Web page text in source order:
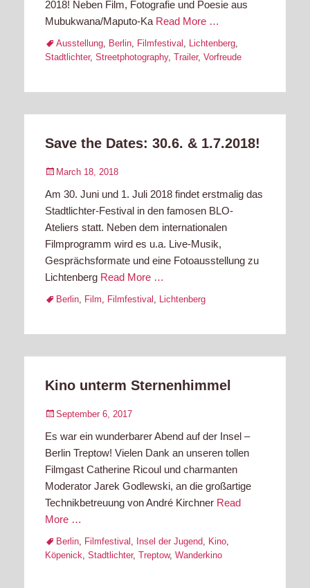
2018! Neben Film, Fotografie und Poesie aus
Mubukwana/Maputo-Ka Read More …
TagsAusstellung, Berlin, Filmfestival , Lichtenberg,
Stadtlichter, Streetphotography, Trailer, Vorfreude
Save the Dates: 30.6. & 1.7.2018!
Posted
March 18, 2018
Am 30. Juni und 1. Juli 2018 findet erstmalig das
Stadtlichter-Festival in den famosen BLO-
Ateliers statt. Neben dem internationalen
Filmprogramm wird es u.a. Live-Musik,
Gesprächsformate und eine Fotoausstellung zu
Lichtenberg Read More …
TagsBerlin, Film, Filmfestival , Lichtenberg
Kino unterm Sternenhimmel
Posted
September 6, 2017
Es war ein wunderbarer Abend auf der Insel –
Berlin Treptow! Vielen Dank an unseren tollen
Filmgast Catherine Ricoul und charmanten
Moderator Jarek Godlewski, an die großartige
Technikbetreuung von André Kirchner Read
More …
TagsBerlin, Filmfestival , Insel der Jugend, Kino,
Köpenick, Stadtlichter, Treptow, Wanderkino